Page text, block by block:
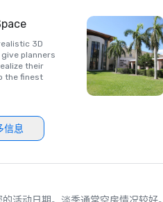
3D
planners
their
the finest
信息